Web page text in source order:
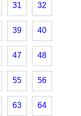
31 32
39 40
47 48
55 56
63 64